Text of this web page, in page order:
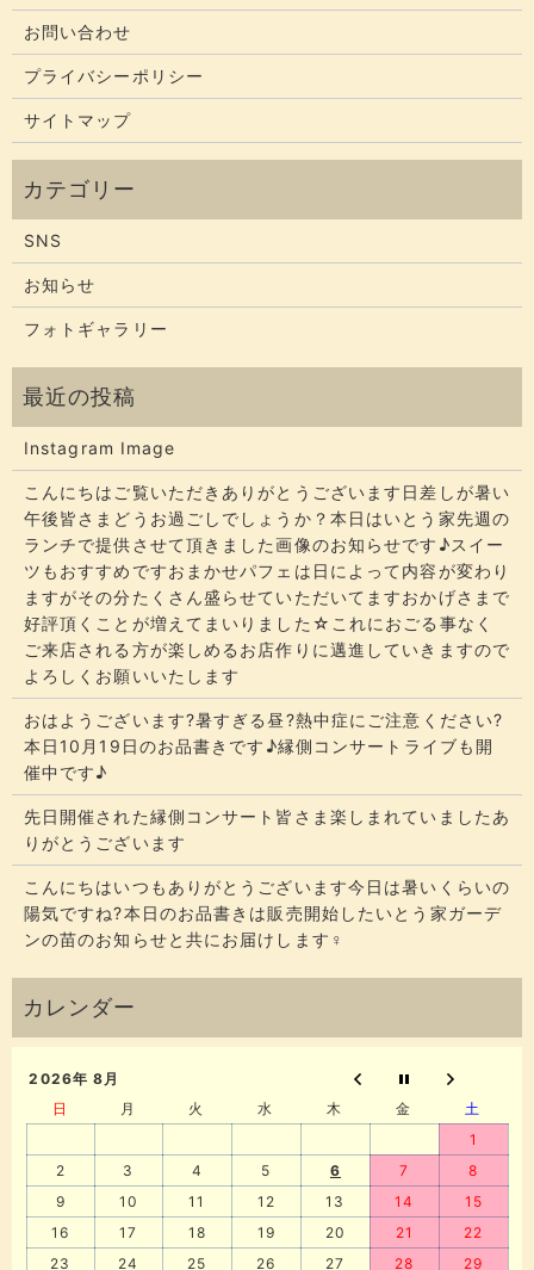
お問い合わせ
プライバシーポリシー
サイトマップ
SNS
お知らせ
フォトギャラリー
Instagram Image
こんにちはご覧いただきありがとうございます​​​日差しが暑い
午後皆さまどうお過ごしでしょうか？​​​本日はいとう家先週の
ランチで提供させて頂きました画像のお知らせです♪スイー
ツもおすすめですおまかせパフェは日によって内容が変わり
ますがその分たくさん盛らせていただいてます​​​おかげさまで
好評頂くことが増えてまいりました☆​​これにおごる事なく
ご来店される方が楽しめるお店作りに邁進していきますので
よろしくお願いいたします
おはようございます?暑すぎる昼?熱中症にご注意ください?
本日10月19日のお品書きです♪縁側コンサートライブも開
催中です♪
先日開催された縁側コンサート皆さま楽しまれていましたあ
りがとうございます
こんにちはいつもありがとうございます今日は暑いくらいの
陽気ですね?本日のお品書きは販売開始したいとう家ガーデ
ンの苗のお知らせと共にお届けします‍♀️
2026年 8月
日
月 火 水 木 金
土
1
2
3 4 5 6 7
8
9
10 11 12 13 14
15
16
17 18 19 20 21
22
23
24 25 26 27 28
29